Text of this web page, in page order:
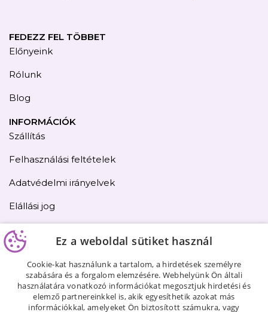
FEDEZZ FEL TÖBBET
Előnyeink
Rólunk
Blog
INFORMÁCIÓK
Szállítás
Felhasználási feltételek
Adatvédelmi irányelvek
Elállási jog
Kapcsolat
Oldaltérkép
Ez a weboldal sütiket használ
Cookie-kat használunk a tartalom, a hirdetések személyre
szabására és a forgalom elemzésére. Webhelyünk Ön általi
használatára vonatkozó információkat megosztjuk hirdetési és
elemző partnereinkkel is, akik egyesíthetik azokat más
információkkal, amelyeket Ön biztosított számukra, vagy